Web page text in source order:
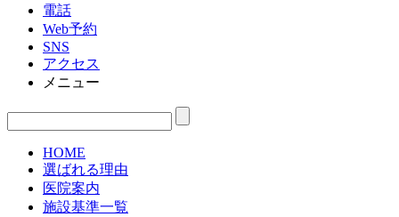
電話
Web予約
SNS
アクセス
メニュー
HOME
選ばれる理由
医院案内
施設基準一覧